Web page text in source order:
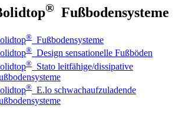
® Fußbodensysteme
® Fußbodensysteme
® Design sensationelle Fußböden
® Stato leitfähige/dissipative
® E.lo schwachaufzuladende